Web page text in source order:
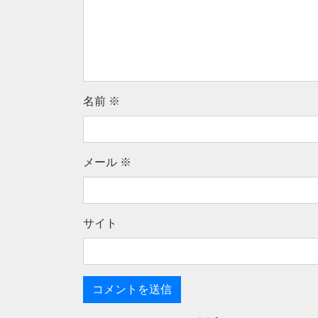
名前 ※
メール ※
サイト